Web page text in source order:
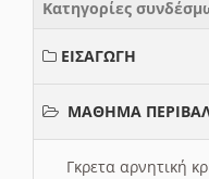
Κατηγορίες
ΕΙΣΑΓΩΓΗ
ΜΑΘΗΜΑ
Γκρετα αρνητική